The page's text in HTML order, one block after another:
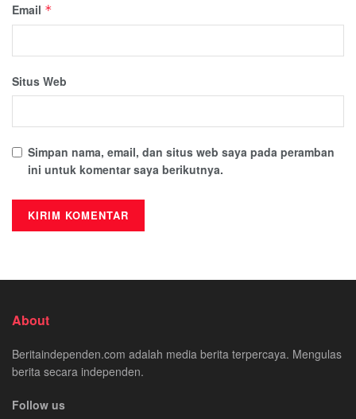
Email *
Situs Web
Simpan nama, email, dan situs web saya pada peramban
ini untuk komentar saya berikutnya.
About
Beritaindependen.com adalah media berita terpercaya. Mengulas
berita secara independen.
Follow us